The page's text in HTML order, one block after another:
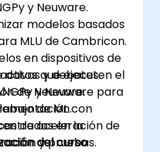
y Neuware.
modelos basados
MLU de Cambricon.
en dispositivos de
que ejecuten el
de Neuware.
de ML con
de aceleración de
y debates.
y Neuware para
en la
y pruebas.
del curso